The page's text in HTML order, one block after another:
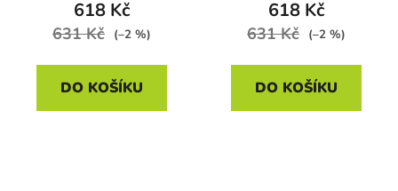
618 Kč
631 Kč (–2 %)
DO KOŠÍKU
618 Kč
631 Kč (–2 %)
DO KOŠÍKU